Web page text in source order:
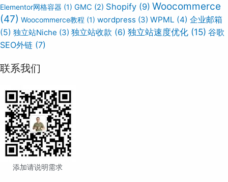
Elementor网格容器 (1) GMC (2) Shopify (9) Woocommerce
(47) Woocommerce教程 (1) wordpress (3) WPML (4) 企业邮箱
(5) 独立站Niche (3) 独立站收款 (6) 独立站速度优化 (15) 谷歌
SEO外链 (7)
联系我们
添加请说明需求